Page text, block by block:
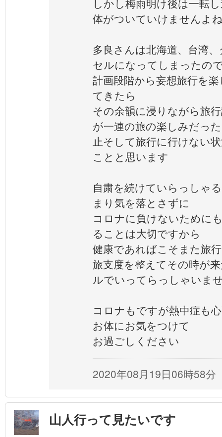
しかし梅雨明け後は一転
体がついていけませんよ
多良さんは北海道、台湾
セルになってしまったの
計画段階から妄想旅行を
てきたら
その余韻に浸りながら旅
が一連の旅の楽しみだっ
止そして旅行に行けない
ことと思います
自粛を続けていらっしゃ
まり気を落とさずに
コロナに負けないために
ることは大切ですから
健康であればこそまた旅
旅支度を整えてその時が
ルでいってらっしゃいま
コロナもですが熱中症も
お体にお気をつけて
お過ごしください
2020年08月19日06時58分
山人行って見たいです